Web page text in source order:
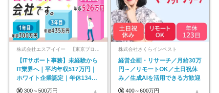
【ITサポート事務】未経験から
IT業界へ｜平均年収517万円｜
ホワイト企業認定｜年休134日
｜リモートOK
300～500万円
株式会社さくらインベスト
経営企画・リサーチ／月給30万
円～／リモートOK／土日祝休
み／生成AIを活用できる方歓迎
400～600万円